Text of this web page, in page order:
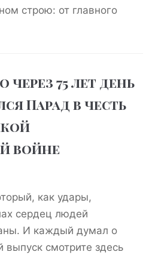
строю: от главного
75 лет день
Парад в честь
войне
как удары,
сердец людей
И каждый думал о
выпуск смотрите здесь